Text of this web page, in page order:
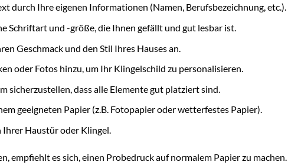
durch Ihre eigenen Informationen (Namen, Berufsbezeichnung, etc.).
Schriftart und -größe, die Ihnen gefällt und gut lesbar ist.
Geschmack und den Stil Ihres Hauses an.
oder Fotos hinzu, um Ihr Klingelschild zu personalisieren.
sicherzustellen, dass alle Elemente gut platziert sind.
geeigneten Papier (z.B. Fotopapier oder wetterfestes Papier).
Haustür oder Klingel.
empfiehlt es sich, einen Probedruck auf normalem Papier zu machen.